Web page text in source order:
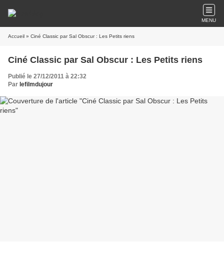
MENU
Accueil » Ciné Classic par Sal Obscur : Les Petits riens
Ciné Classic par Sal Obscur : Les Petits riens
Publié le 27/12/2011 à 22:32
Par lefilmdujour